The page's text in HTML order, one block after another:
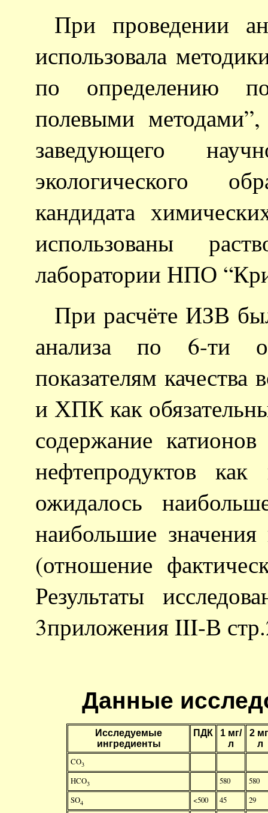
При проведении
использовала
по определению
полевыми
заведующего
экологического
кандидата
использованы
лаборатории НПО
При расчёте ИЗВ
анализа по 6-ти
показателям
и ХПК как
содержание
нефтепродуктов
ожидалось
наибольшие
(отношение
Результаты
3приложения III-В
Данные
Исследуемые
ингредиенты
ПДК
1 мг/
л
2
л
CO3
HCO3 580
580
SO4 <500 45 29